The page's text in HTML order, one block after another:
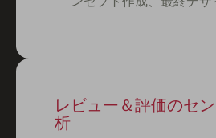
レビュー＆評価のセ
析